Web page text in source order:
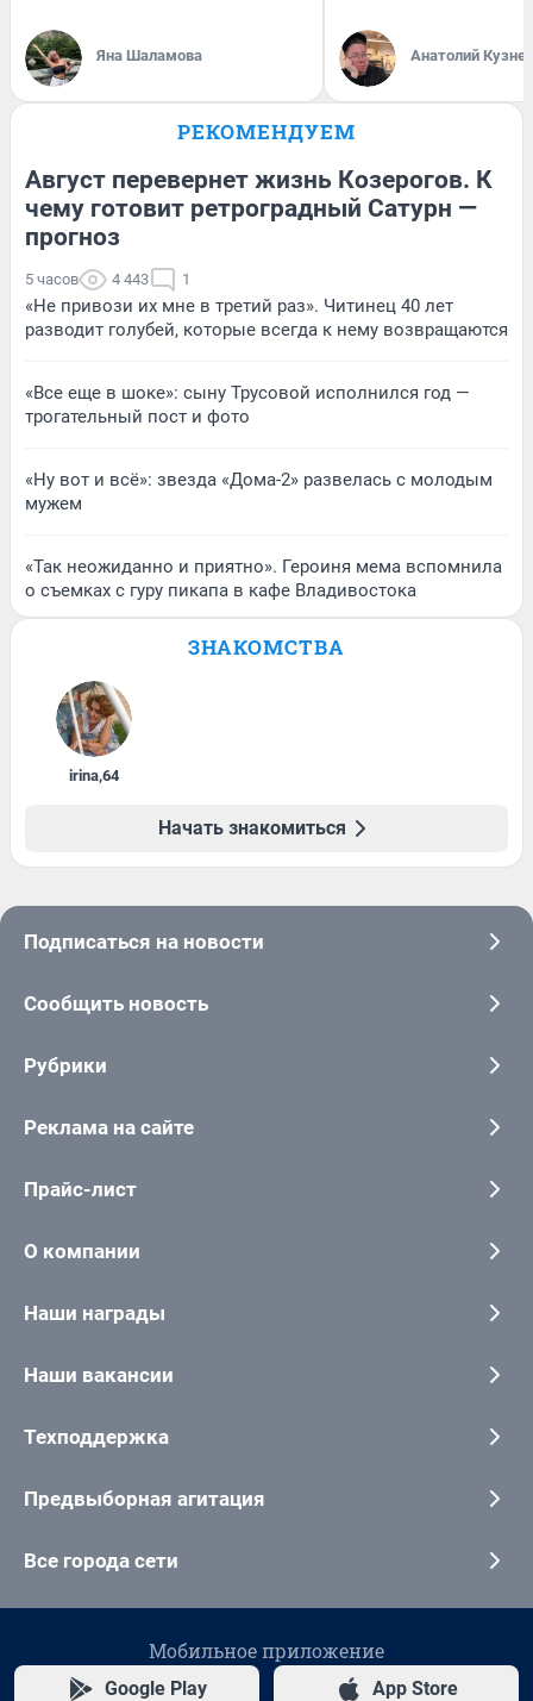
Яна Шаламова Анатолий
РЕКОМЕНДУЕМ
Август перевернет жизнь Козерогов. К
чему готовит ретроградный Сатурн —
прогноз
5 часов 4 443 1
«Не привози их мне в третий раз». Читинец 40 лет
разводит голубей, которые всегда к нему возвращаются
«Все еще в шоке»: сыну Трусовой исполнился год —
трогательный пост и фото
«Ну вот и всё»: звезда «Дома-2» развелась с молодым
мужем
«Так неожиданно и приятно». Героиня мема вспомнила
о съемках с гуру пикапа в кафе Владивостока
ЗНАКОМСТВА
irina,64
Начать знакомиться
Подписаться на новости
Сообщить новость
Рубрики
Реклама на сайте
Прайс-лист
О компании
Наши награды
Наши вакансии
Техподдержка
Предвыборная агитация
Все города сети
Мобильное приложение
Google Play App Store